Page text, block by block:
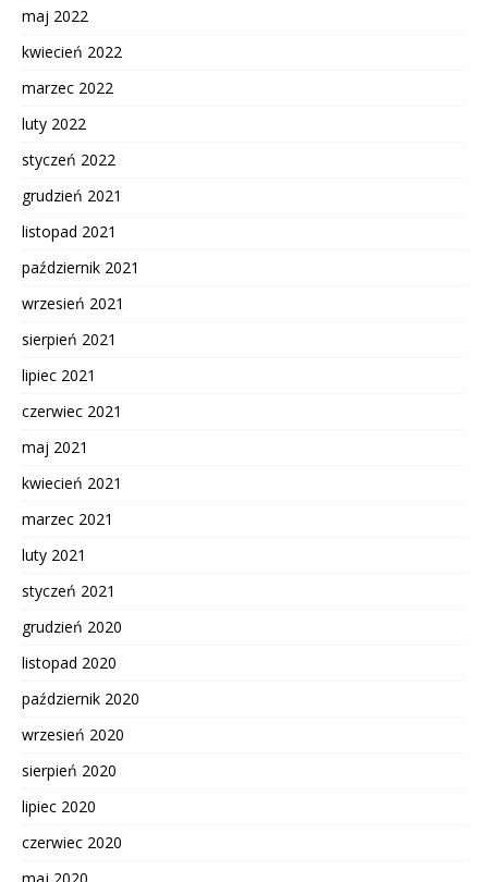
maj 2022
kwiecień 2022
marzec 2022
luty 2022
styczeń 2022
grudzień 2021
listopad 2021
październik 2021
wrzesień 2021
sierpień 2021
lipiec 2021
czerwiec 2021
maj 2021
kwiecień 2021
marzec 2021
luty 2021
styczeń 2021
grudzień 2020
listopad 2020
październik 2020
wrzesień 2020
sierpień 2020
lipiec 2020
czerwiec 2020